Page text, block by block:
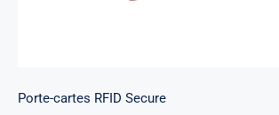
Porte-cartes RFID Secure